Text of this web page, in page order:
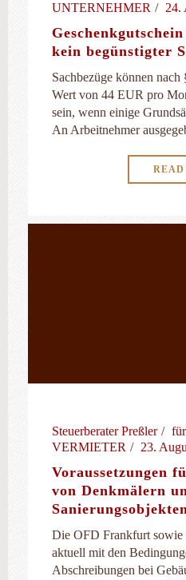
UNTERNEHMER
24.
kein begünstigter
Sachbezüge können
Wert von 44 EUR pro
sein, wenn einige
An Arbeitnehmer
READ
Steuerberater Preßler
VERMIETER
23.
Voraussetzungen
von Denkmälern
Die OFD Frankfurt sowie
aktuell mit den
Abschreibungen bei